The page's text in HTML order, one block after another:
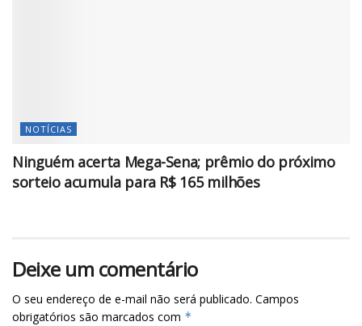
NOTÍCIAS
Ninguém acerta Mega-Sena; prêmio do próximo
sorteio acumula para R$ 165 milhões
Deixe um comentário
O seu endereço de e-mail não será publicado. Campos
obrigatórios são marcados com *